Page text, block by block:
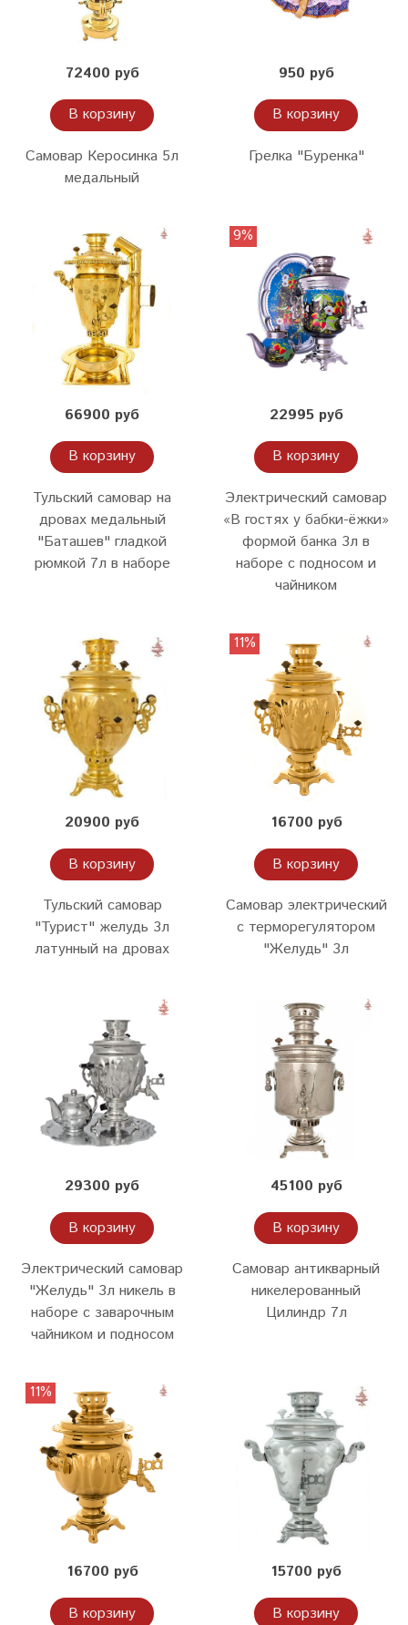
72400 руб
В корзину
Самовар Керосинка 5л
медальный
950 руб
В корзину
Грелка "Буренка"
66900 руб
В корзину
Тульский самовар на
дровах медальный
"Баташев" гладкой
рюмкой 7л в наборе
9%
22995 руб
В корзину
Электрический самовар
«В гостях у бабки-ёжки»
формой банка 3л в
наборе с подносом и
чайником
20900 руб
В корзину
Тульский самовар
"Турист" желудь 3л
латунный на дровах
11%
16700 руб
В корзину
Самовар электрический
с терморегулятором
"Желудь" 3л
29300 руб
В корзину
Электрический самовар
"Желудь" 3л никель в
наборе с заварочным
чайником и подносом
45100 руб
В корзину
Самовар антикварный
никелерованный
Цилиндр 7л
11%
16700 руб
В корзину
15700 руб
В корзину